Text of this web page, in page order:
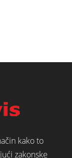
kako to
zakonske